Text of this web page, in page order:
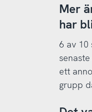
Mer
har
6 av 10
ett
grupp